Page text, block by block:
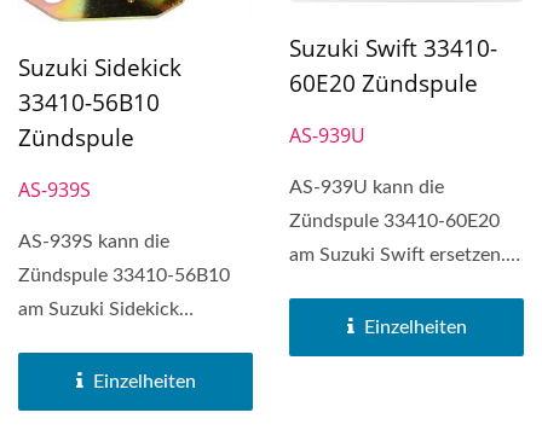
Suzuki Sidekick
33410-56B10
Zündspule
AS-939S
AS-939S kann die
Zündspule 33410-56B10
am Suzuki Sidekick
Zündspule...Einzelheiten
Suzuki Swift 33410-
60E20 Zündspule
AS-939U
AS-939U kann die
Zündspule 33410-60E20
am Suzuki Swift ersetzen.
Einzelheiten